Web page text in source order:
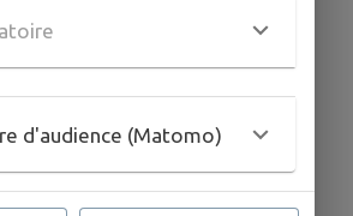
d'audience (Matomo)